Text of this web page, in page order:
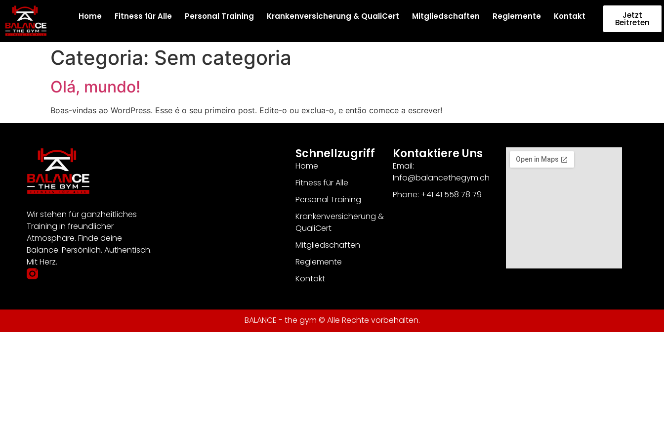
Home Fitness für Alle Personal Training Krankenversicherung & QualiCert Mitgliedschaften Reglemente Kontakt Jetzt
Beitreten
Categoria: Sem categoria
Olá, mundo!
Boas-vindas ao WordPress. Esse é o seu primeiro post. Edite-o ou exclua-o, e então comece a escrever!
Wir stehen für ganzheitliches
Training in freundlicher
Atmosphäre. Finde deine
Balance. Persönlich. Authentisch.
Mit Herz.
Schnellzugriff
Home
Fitness für Alle
Personal Training
Krankenversicherung &
QualiCert
Mitgliedschaften
Reglemente
Kontakt
Kontaktiere Uns
Email:
Info@balancethegym.ch
Phone: +41 41 558 78 79
BALANCE - the gym © Alle Rechte vorbehalten.